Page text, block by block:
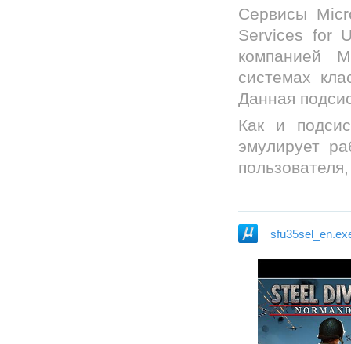
Сервисы
Services for
компанией
системах
Данная
Как и
эмулирует